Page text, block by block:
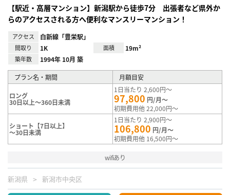
【駅近・高層マンション】新潟駅から徒歩7分 出張者など県外か
らのアクセスされる方へ便利なマンスリーマンション！
アクセス 白新線「豊栄駅」
間取り 1K 面積 19m²
築年数 1994年 10月 築
プラン名・期間 月額目安
ロング
30日以上～360日未満
1日当たり 2,600円～
97,800 円/月～
初期費用他 22,000円～
ショート【7日以上】
～30日未満
1日当たり 2,900円～
106,800 円/月～
初期費用他 16,500円～
wifiあり
新潟県 新潟市中央区